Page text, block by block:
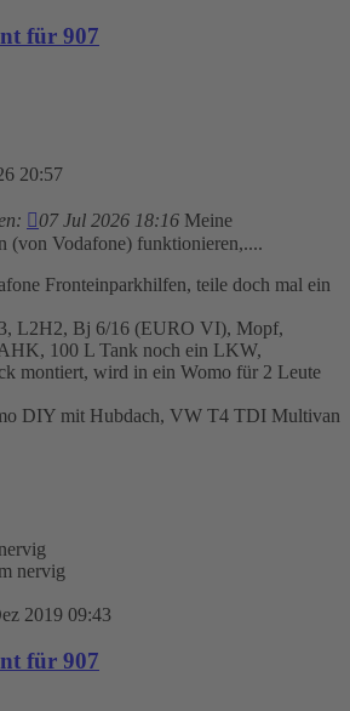
für 907
20:57
07 Jul 2026 18:16 Meine
(von Vodafone) funktionieren,....
Fronteinparkhilfen, teile doch mal ein
L2H2, Bj 6/16 (EURO VI), Mopf,
100 L Tank noch ein LKW,
montiert, wird in ein Womo für 2 Leute
DIY mit Hubdach, VW T4 TDI Multivan
2019 09:43
für 907